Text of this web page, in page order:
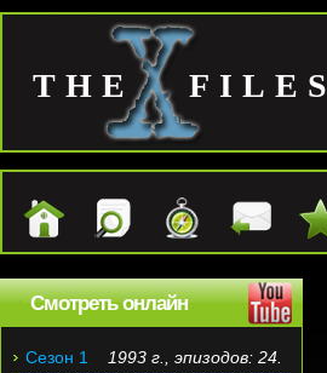
THE FILES
Смотреть онлайн
Сезон 1
1993 г., эпизодов: 24.